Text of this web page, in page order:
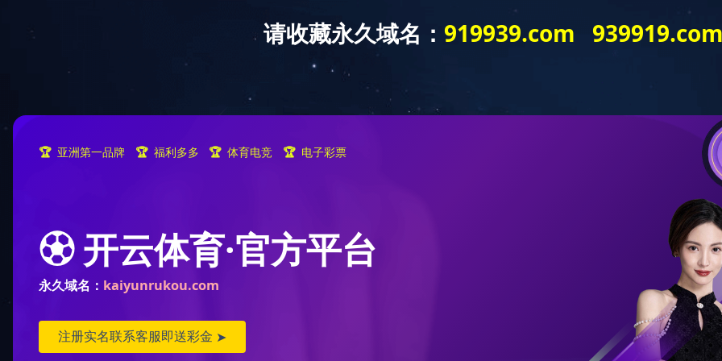
米兰（中国） 米兰体育·公司网站登录入口 米兰（中国） 销售展厅 招商加盟 联系